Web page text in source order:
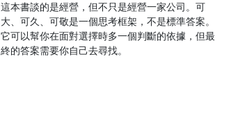
這本書談的是經營，但不只是經營一家公司。可
大、可久、可敬是一個思考框架，不是標準答案。
它可以幫你在面對選擇時多一個判斷的依據，但最
終的答案需要你自己去尋找。